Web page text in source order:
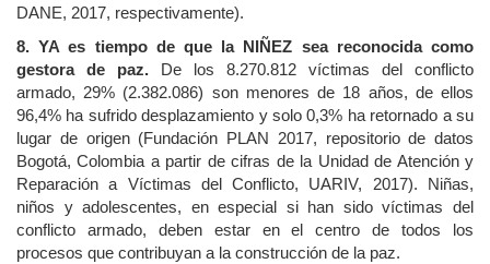
DANE, 2017, respectivamente).
8. YA es tiempo de que la NIÑEZ sea reconocida como
gestora de paz. De los 8.270.812 víctimas del conflicto
armado, 29% (2.382.086) son menores de 18 años, de ellos
96,4% ha sufrido desplazamiento y solo 0,3% ha retornado a su
lugar de origen (Fundación PLAN 2017, repositorio de datos
Bogotá, Colombia a partir de cifras de la Unidad de Atención y
Reparación a Víctimas del Conflicto, UARIV, 2017). Niñas,
niños y adolescentes, en especial si han sido víctimas del
conflicto armado, deben estar en el centro de todos los
procesos que contribuyan a la construcción de la paz.